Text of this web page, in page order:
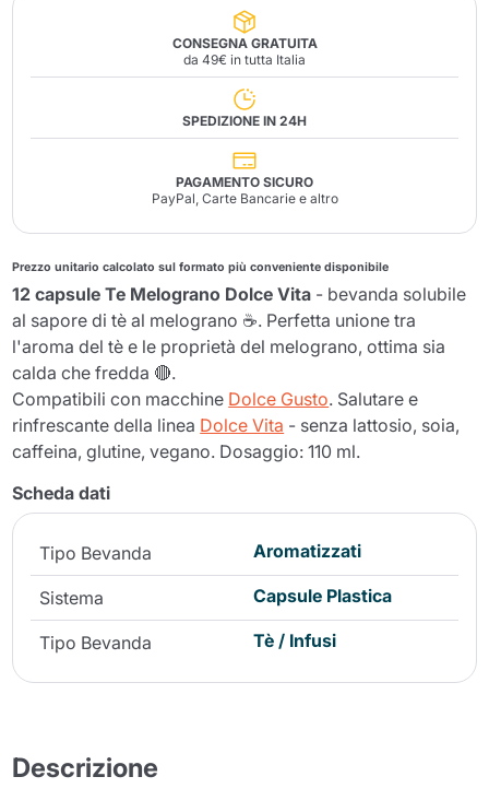
CONSEGNA GRATUITA
da 49€ in tutta Italia
SPEDIZIONE IN 24H
PAGAMENTO SICURO
PayPal, Carte Bancarie e altro
Prezzo unitario calcolato sul formato più conveniente disponibile
12 capsule Te Melograno Dolce Vita - bevanda solubile
al sapore di tè al melograno ☕. Perfetta unione tra
l'aroma del tè e le proprietà del melograno, ottima sia
calda che fredda 🔴.
Compatibili con macchine Dolce Gusto. Salutare e
rinfrescante della linea Dolce Vita - senza lattosio, soia,
caffeina, glutine, vegano. Dosaggio: 110 ml.
Scheda dati
Tipo Bevanda Aromatizzati
Sistema Capsule Plastica
Tipo Bevanda Tè / Infusi
Descrizione